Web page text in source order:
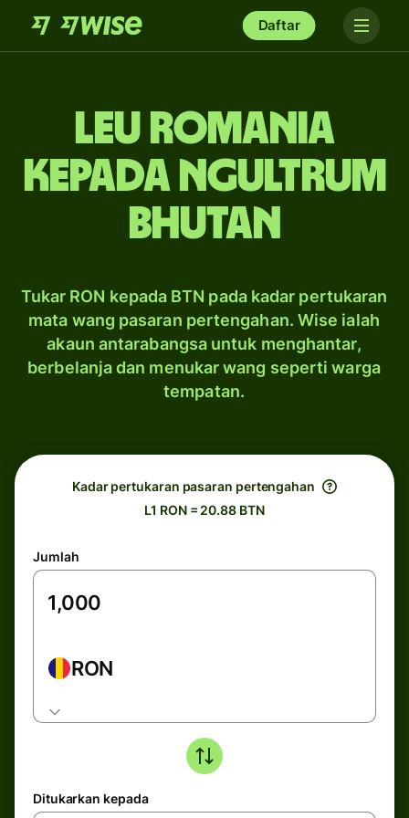
Daftar
leu Romania
kepada ngultrum
Bhutan
Tukar RON kepada BTN pada kadar pertukaran
mata wang pasaran pertengahan. Wise ialah
akaun antarabangsa untuk menghantar,
berbelanja dan menukar wang seperti warga
tempatan.
Kadar pertukaran pasaran pertengahan
L1 RON = 20.88 BTN
Jumlah
RON
Ditukarkan kepada